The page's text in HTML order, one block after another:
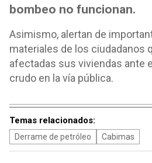
bombeo no funcionan.
Asimismo, alertan de
materiales de los ciudadanos
afectadas sus viviendas ante
crudo en la vía pública.
Temas relacionados:
Derrame de petróleo Cabimas